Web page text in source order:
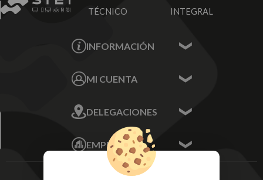
TÉCNICO
INTEGRAL
INFORMACIÓN
Sobre nosotros
MI CUENTA
Mis Direcciones
Mis Pedidos
Mis favoritos
FAQ's
DELEGACIONES
Écija - Sevilla
Av. Plaza de Toros.
Local 3
Córdoba
EMPRESA
Aviso Legal